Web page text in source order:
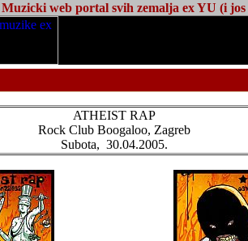
Muzicki web portal svih zemalja ex YU (i jos
ATHEIST RAP
Rock Club Boogaloo, Zagreb
Subota, 30.04.2005.